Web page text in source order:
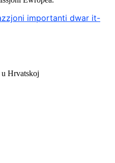
importanti dwar it-
u Hrvatskoj